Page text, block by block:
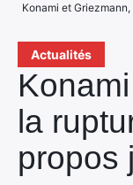
Actualités
la
propos
Konami et